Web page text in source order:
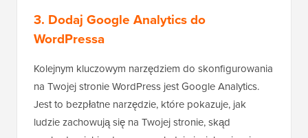
3. Dodaj Google Analytics do
WordPressa
Kolejnym kluczowym narzędziem do skonfigurowania
na Twojej stronie WordPress jest Google Analytics.
Jest to bezpłatne narzędzie, które pokazuje, jak
ludzie zachowują się na Twojej stronie, skąd